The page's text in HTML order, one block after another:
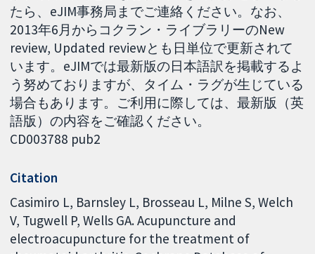
たら、eJIM事務局までご連絡ください。なお、
2013年6月からコクラン・ライブラリーのNew
review, Updated reviewとも日単位で更新されて
います。eJIMでは最新版の日本語訳を掲載するよ
う努めておりますが、タイム・ラグが生じている
場合もあります。ご利用に際しては、最新版（英
語版）の内容をご確認ください。
CD003788 pub2
Citation
Casimiro L, Barnsley L, Brosseau L, Milne S, Welch
V, Tugwell P, Wells GA. Acupuncture and
electroacupuncture for the treatment of